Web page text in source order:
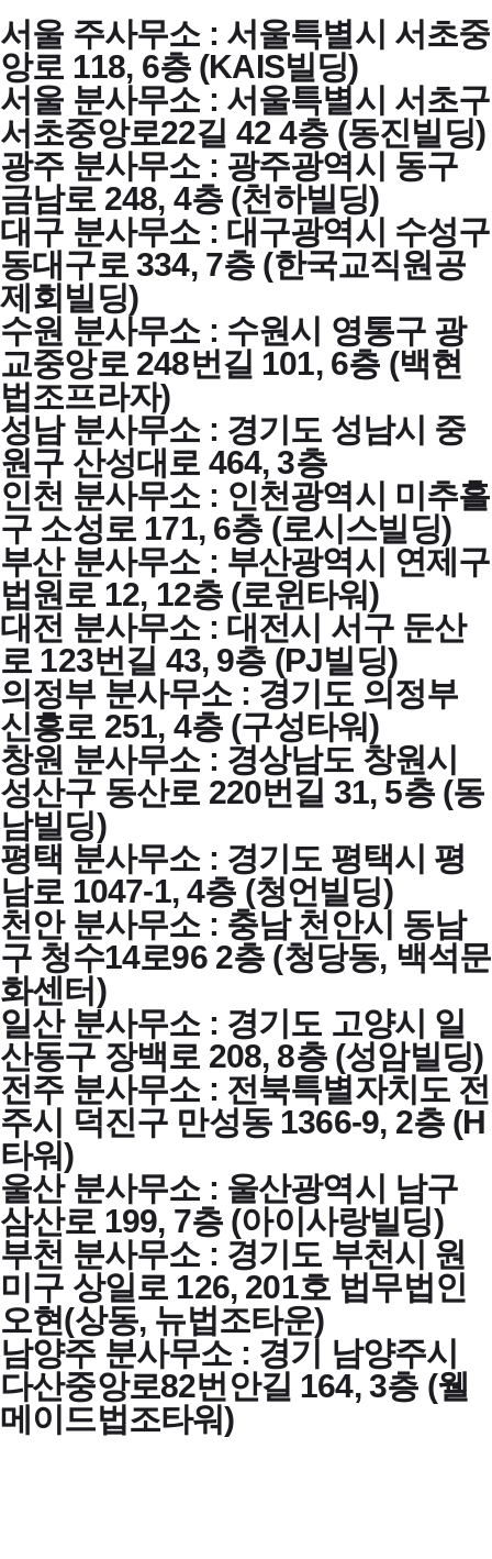
서울 주사무소 : 서울특별시 서초중
앙로 118, 6층 (KAIS빌딩)
서울 분사무소 : 서울특별시 서초구
서초중앙로22길 42 4층 (동진빌딩)
광주 분사무소 : 광주광역시 동구
금남로 248, 4층 (천하빌딩)
대구 분사무소 : 대구광역시 수성구
동대구로 334, 7층 (한국교직원공
제회빌딩)
수원 분사무소 : 수원시 영통구 광
교중앙로 248번길 101, 6층 (백현
법조프라자)
성남 분사무소 : 경기도 성남시 중
원구 산성대로 464, 3층
인천 분사무소 : 인천광역시 미추홀
구 소성로 171, 6층 (로시스빌딩)
부산 분사무소 : 부산광역시 연제구
법원로 12, 12층 (로윈타워)
대전 분사무소 : 대전시 서구 둔산
로 123번길 43, 9층 (PJ빌딩)
의정부 분사무소 : 경기도 의정부
신흥로 251, 4층 (구성타워)
창원 분사무소 : 경상남도 창원시
성산구 동산로 220번길 31, 5층 (동
남빌딩)
평택 분사무소 : 경기도 평택시 평
남로 1047-1, 4층 (청언빌딩)
천안 분사무소 : 충남 천안시 동남
구 청수14로96 2층 (청당동, 백석문
화센터)
일산 분사무소 : 경기도 고양시 일
산동구 장백로 208, 8층 (성암빌딩)
전주 분사무소 : 전북특별자치도 전
주시 덕진구 만성동 1366-9, 2층 (H
타워)
울산 분사무소 : 울산광역시 남구
삼산로 199, 7층 (아이사랑빌딩)
부천 분사무소 : 경기도 부천시 원
미구 상일로 126, 201호 법무법인
오현(상동, 뉴법조타운)
남양주 분사무소 : 경기 남양주시
다산중앙로82번안길 164, 3층 (웰
메이드법조타워)